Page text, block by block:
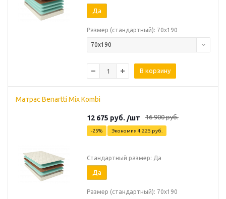
Да
Размер (стандартный): 70х190
70х190
В корзину
Матрас Benartti Mix Kombi
12 675 руб. /шт 16 900руб.
-25% Экономия 4 225 руб.
Стандартный размер: Да
Да
Размер (стандартный): 70х190